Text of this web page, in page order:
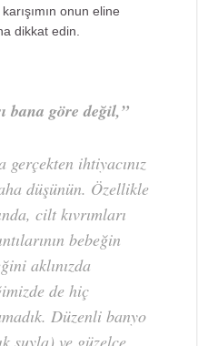
onun eline
dikkat edin.
bana göre değil,”
gerçekten ihtiyacınız
düşünün. Özellikle
cilt kıvrımları
bebeğin
aklınızda
de hiç
Düzenli banyo
suyla) ve güzelce